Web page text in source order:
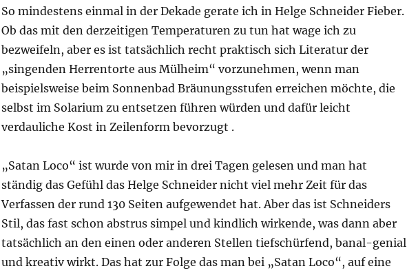
So mindestens einmal in der Dekade gerate ich in Helge Schneider Fieber.
Ob das mit den derzeitigen Temperaturen zu tun hat wage ich zu
bezweifeln, aber es ist tatsächlich recht praktisch sich Literatur der
„singenden Herrentorte aus Mülheim“ vorzunehmen, wenn man
beispielsweise beim Sonnenbad Bräunungsstufen erreichen möchte, die
selbst im Solarium zu entsetzen führen würden und dafür leicht
verdauliche Kost in Zeilenform bevorzugt .
„Satan Loco“ ist wurde von mir in drei Tagen gelesen und man hat
ständig das Gefühl das Helge Schneider nicht viel mehr Zeit für das
Verfassen der rund 130 Seiten aufgewendet hat. Aber das ist Schneiders
Stil, das fast schon abstrus simpel und kindlich wirkende, was dann aber
tatsächlich an den einen oder anderen Stellen tiefschürfend, banal-genial
und kreativ wirkt. Das hat zur Folge das man bei „Satan Loco“, auf eine